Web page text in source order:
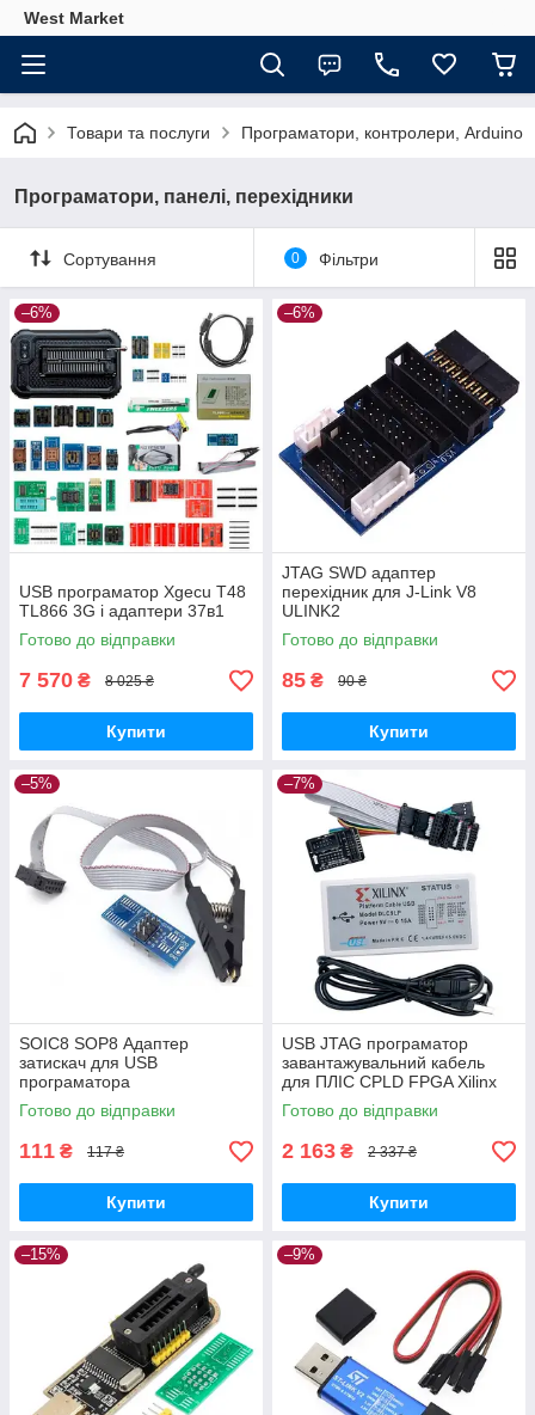
West Market
Товари та послуги Програматори, контролери, Arduino
Програматори, панелі, перехідники
Сортування 0 Фільтри
–6%
USB програматор Xgecu T48
TL866 3G і адаптери 37в1
Готово до відправки
7 570 ₴ 8 025 ₴
Купити
–6%
JTAG SWD адаптер
перехідник для J-Link V8
ULINK2
Готово до відправки
85 ₴ 90 ₴
Купити
–5%
SOIC8 SOP8 Адаптер
затискач для USB
програматора
Готово до відправки
111 ₴ 117 ₴
Купити
–7%
USB JTAG програматор
завантажувальний кабель
для ПЛІС CPLD FPGA Xilinx
PROM
Готово до відправки
2 163 ₴ 2 337 ₴
Купити
–15% –9%